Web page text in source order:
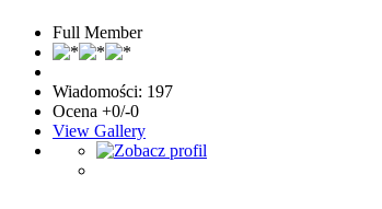
Full Member
Wiadomości: 197
Ocena +0/-0
View Gallery